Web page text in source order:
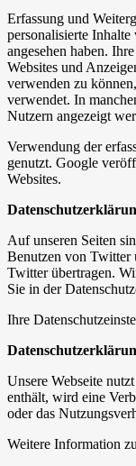
Erfassung und
personalisierte
angesehen haben.
Websites und
verwenden zu
verwendet. In
Nutzern angezeigt
Verwendung der
genutzt. Google
Websites.
Auf unseren Seiten
Benutzen von Twitter
Twitter übertragen.
Sie in der
Ihre
Unsere Webseite
enthält, wird eine
oder das
Weitere Information